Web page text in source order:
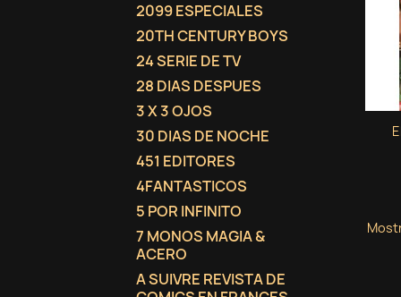
2099 ESPECIALES
20TH CENTURY BOYS
24 SERIE DE TV
28 DIAS DESPUES
3 X 3 OJOS
30 DIAS DE NOCHE
451 EDITORES
4FANTASTICOS
5 POR INFINITO
7 MONOS MAGIA &
ACERO
A SUIVRE REVISTA DE